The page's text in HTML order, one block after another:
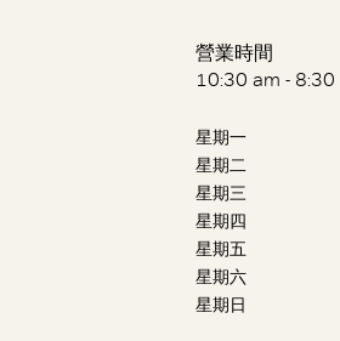
營業時間
10:30 am - 8:30
星期一
星期二
星期三
星期四
星期五
星期六
星期日